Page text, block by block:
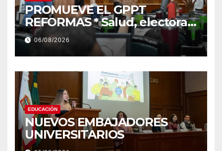
PROMUEVE EL GPPT
REFORMAS * Salud, electoral
y justicia, de las principales
06/08/2026
EDUCACIÓN
NUEVOS EMBAJADORES
UNIVERSITARIOS